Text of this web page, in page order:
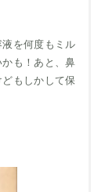
を何度もミル
も！あと、鼻
もしかして保